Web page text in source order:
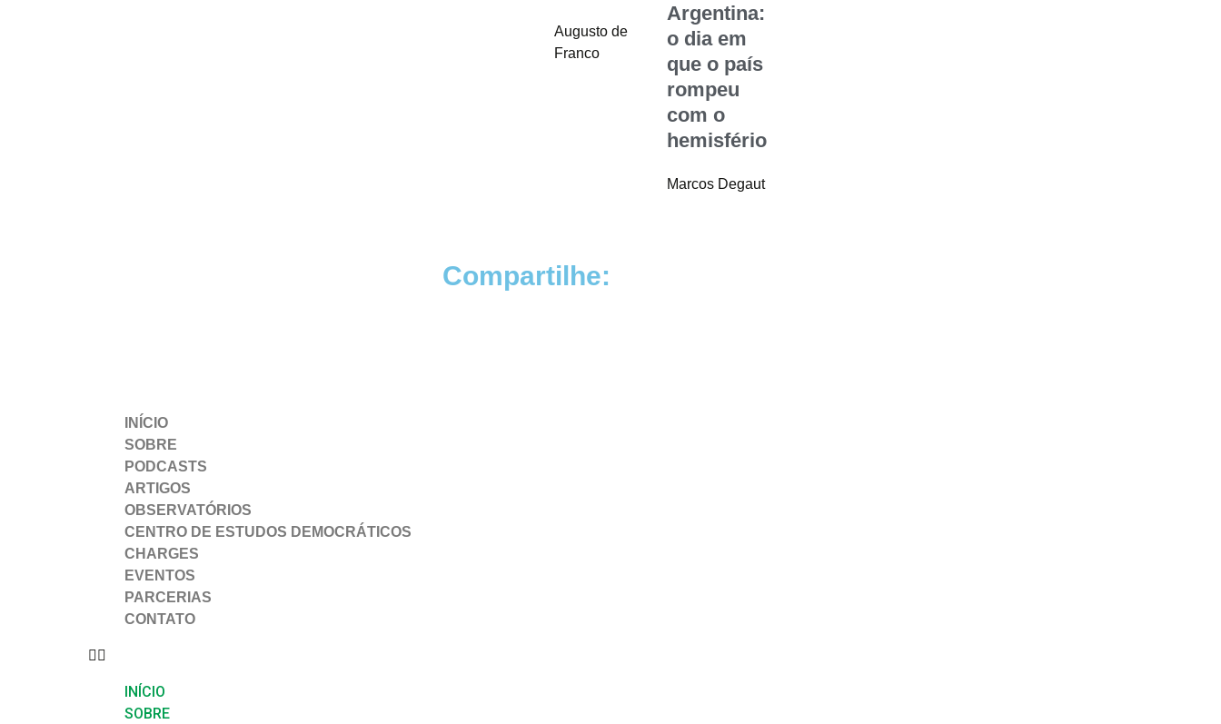
Augusto de
Franco
Argentina:
o dia em
que o país
rompeu
com o
hemisfério
Marcos Degaut
Compartilhe:
INÍCIO
SOBRE
PODCASTS
ARTIGOS
OBSERVATÓRIOS
CENTRO DE ESTUDOS DEMOCRÁTICOS
CHARGES
EVENTOS
PARCERIAS
CONTATO
INÍCIO
SOBRE